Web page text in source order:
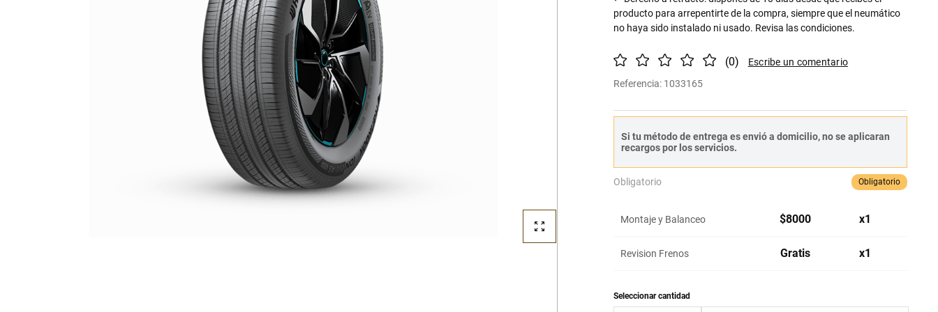
producto para arrepentirte de la compra, siempre que el neumático
no haya sido instalado ni usado. Revisa las condiciones.
(0)
Referencia: 1033165
Si tu método de entrega es envió a domicilio, no se aplicaran
recargos por los servicios.
Obligatorio Obligatorio
Montaje y Balanceo $8000 x1
Revision Frenos Gratis x1